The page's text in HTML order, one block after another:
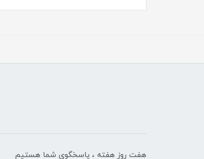
هفت روز هفته ، پاسخگوی شما هستیم